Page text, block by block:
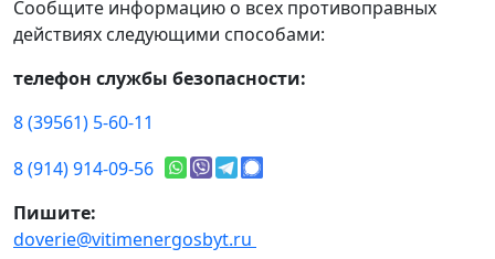
Сообщите информацию о всех противоправных
действиях следующими способами:
телефон службы безопасности:
8 (39561) 5-60-11
8 (914) 914-09-56
Пишите:
doverie@vitimenergosbyt.ru